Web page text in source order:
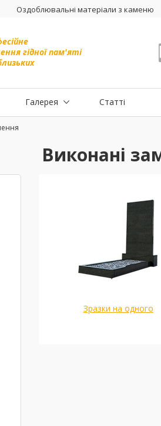
Оздоблювальні матеріали з каменю
гідної пам'яті
Галерея Статті
Виконані
Зразки на одного